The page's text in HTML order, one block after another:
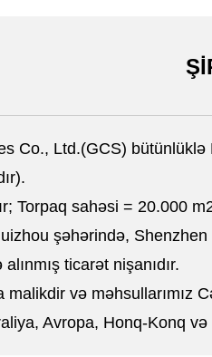
Co., Ltd.(GCS)
Torpaq sahəsi = 20.000
şəhərində, Shenzhen
ticarət nişanıdır.
malikdir və məhsullarımız
Avropa, Honq-Konq